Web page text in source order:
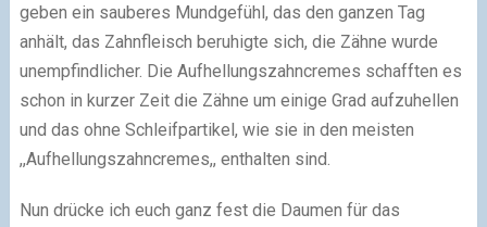
geben ein sauberes Mundgefühl, das den ganzen Tag
anhält, das Zahnfleisch beruhigte sich, die Zähne wurde
unempfindlicher. Die Aufhellungszahncremes schafften es
schon in kurzer Zeit die Zähne um einige Grad aufzuhellen
und das ohne Schleifpartikel, wie sie in den meisten
,,Aufhellungszahncremes,, enthalten sind.
Nun drücke ich euch ganz fest die Daumen für das